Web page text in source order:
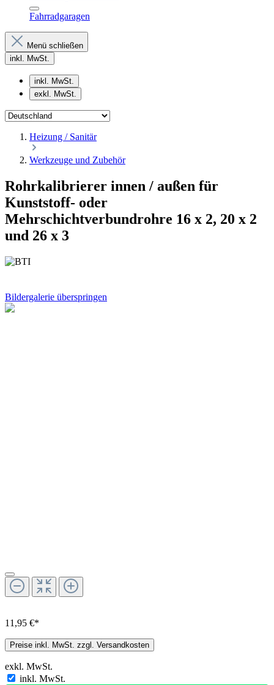
Fahrradgaragen
Menü schließen
inkl. MwSt.
inkl. MwSt.
exkl. MwSt.
Heizung / Sanitär
Werkzeuge und Zubehör
Rohrkalibrierer innen / außen für
Kunststoff- oder
Mehrschichtverbundrohre 16 x 2, 20 x 2
und 26 x 3
Bildergalerie überspringen
11,95 €*
Preise inkl. MwSt. zzgl. Versandkosten
exkl. MwSt.
inkl. MwSt.